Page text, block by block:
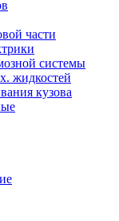
части
системы
жидкостей
кузова